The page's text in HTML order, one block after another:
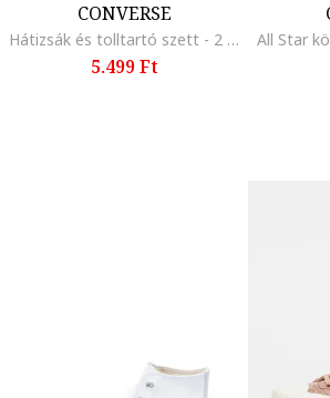
CONVERSE
Hátizsák és tolltartó szett - 2 részes, Fekete/Fehér
5.499 Ft